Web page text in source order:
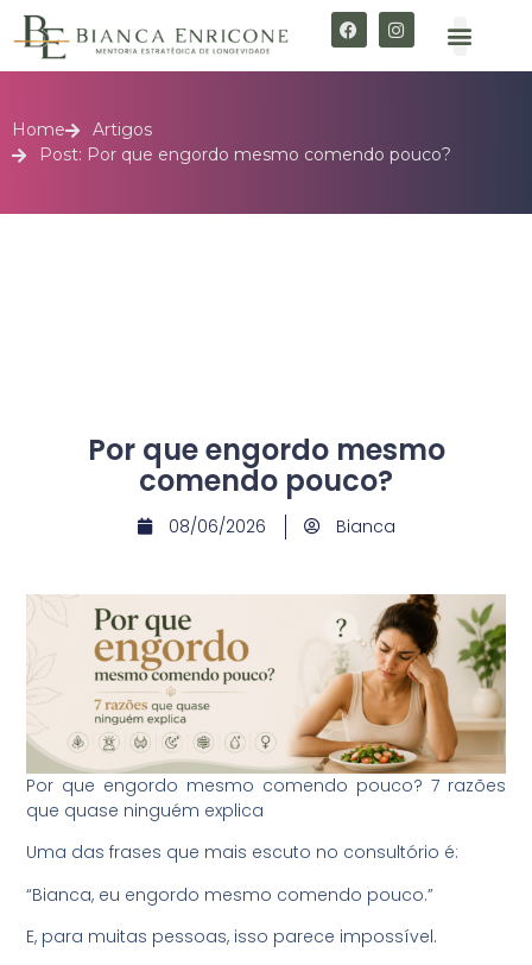
Home
Artigos
Post: Por que engordo mesmo comendo pouco?
Por que engordo mesmo
comendo pouco?
08/06/2026 Bianca
Por que engordo mesmo comendo pouco? 7 razões
que quase ninguém explica
Uma das frases que mais escuto no consultório é:
“Bianca, eu engordo mesmo comendo pouco.”
E, para muitas pessoas, isso parece impossível.